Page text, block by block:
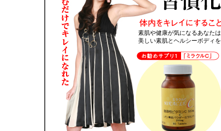
素肌や健康が気になるあなた
美しい素肌とヘルシーボディ